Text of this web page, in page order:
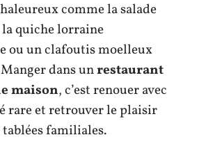
comme la salade
quiche lorraine
ou un clafoutis moelleux
dans unrestaurant
maison, c’est renouer avec
rare et retrouver le plaisir
tablées familiales.